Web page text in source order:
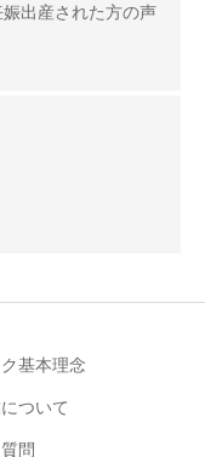
出産された方の声
基本理念
ついて
問